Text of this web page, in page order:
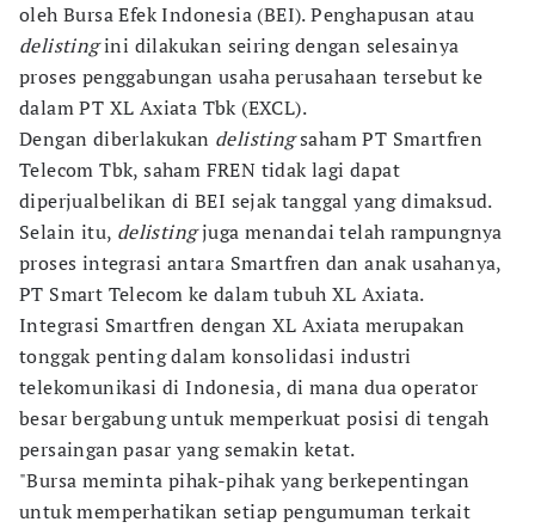
oleh Bursa Efek Indonesia (BEI). Penghapusan atau
delistingini dilakukan seiring dengan selesainya
proses penggabungan usaha perusahaan tersebut ke
dalam PT XL Axiata Tbk (EXCL).
Dengan diberlakukan delistingsaham PT Smartfren
Telecom Tbk, saham FREN tidak lagi dapat
diperjualbelikan di BEI sejak tanggal yang dimaksud.
Selain itu, delistingjuga menandai telah rampungnya
proses integrasi antara Smartfren dan anak usahanya,
PT Smart Telecom ke dalam tubuh XL Axiata.
Integrasi Smartfren dengan XL Axiata merupakan
tonggak penting dalam konsolidasi industri
telekomunikasi di Indonesia, di mana dua operator
besar bergabung untuk memperkuat posisi di tengah
persaingan pasar yang semakin ketat.
"Bursa meminta pihak-pihak yang berkepentingan
untuk memperhatikan setiap pengumuman terkait